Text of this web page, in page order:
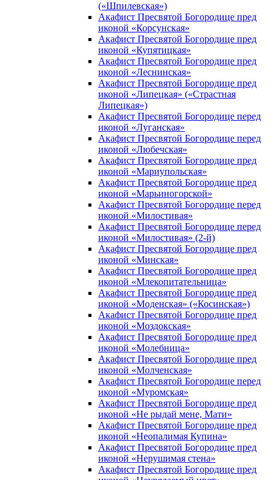
(«Шпилевская»)
Акафист Пресвятой Богородице пред
иконой «Корсунская»
Акафист Пресвятой Богородице пред
иконой «Купятицкая»
Акафист Пресвятой Богородице пред
иконой «Леснинская»
Акафист Пресвятой Богородице пред
иконой «Липецкая» («Страстная
Липецкая»)
Акафист Пресвятой Богородице перед
иконой «Луганская»
Акафист Пресвятой Богородице перед
иконой «Любечская»
Акафист Пресвятой Богородице пред
иконой «Мариупольская»
Акафист Пресвятой Богородице пред
иконой «Марьиногорской»
Акафист Пресвятой Богородице перед
иконой «Милостивая»
Акафист Пресвятой Богородице перед
иконой «Милостивая» (2-й)
Акафист Пресвятой Богородице пред
иконой «Минская»
Акафист Пресвятой Богородице пред
иконой «Млекопитательница»
Акафист Пресвятой Богородице пред
иконой «Моденская» («Косинская»)
Акафист Пресвятой Богородице пред
иконой «Моздокская»
Акафист Пресвятой Богородице пред
иконой «Молебница»
Акафист Пресвятой Богородице пред
иконой «Молченская»
Акафист Пресвятой Богородице перед
иконой «Муромская»
Акафист Пресвятой Богородице пред
иконой «Не рыдай мене, Мати»
Акафист Пресвятой Богородице пред
иконой «Неопалимая Купина»
Акафист Пресвятой Богородице пред
иконой «Нерушимая стена»
Акафист Пресвятой Богородице пред